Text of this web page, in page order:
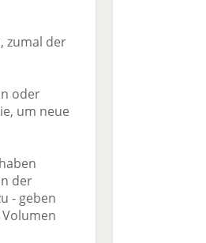
zumal der
oder
um neue
der
- geben